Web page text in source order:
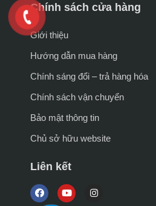
Chính sách cửa hàng
Giới thiệu
Hướng dẫn mua hàng
Chính sáng đổi – trả hàng hóa
Chính sách vận chuyển
Bảo mật thông tin
Chủ sở hữu website
Liên kết